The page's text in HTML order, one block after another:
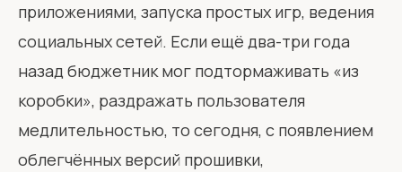
приложениями, запуска простых игр, ведения
социальных сетей. Если ещё два-три года
назад бюджетник мог подтормаживать «из
коробки», раздражать пользователя
медлительностью, то сегодня, с появлением
облегчённых версий прошивки,